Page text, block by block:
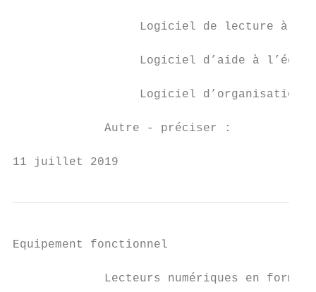
Logiciel de lecture à
Logiciel d’aide à
Logiciel d’organisation
Autre - préciser :
11 juillet 2019
Equipement fonctionnel
Lecteurs numériques en forme